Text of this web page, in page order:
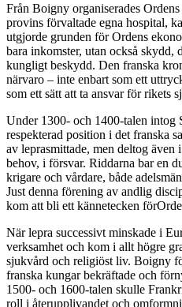
Från Boigny organiserades
provins förvaltade egna hospital,
utgjorde grunden för Ordens
bara inkomster, utan också skydd,
kungligt beskydd. Den franska
närvaro – inte enbart som ett
som ett sätt att ta ansvar för rikets
Under 1300- och 1400-talen intog
respekterad position i det franska
av leprasmittade, men deltog även
behov, i försvar. Riddarna bar en
krigare och vårdare, både
Just denna förening av andlig
kom att bli ett kännetecken
När lepra successivt minskade i
verksamhet och kom i allt högre
sjukvård och religiöst liv. Boigny
franska kungar bekräftade och
1500- och 1600-talen skulle
roll i återupplivandet och